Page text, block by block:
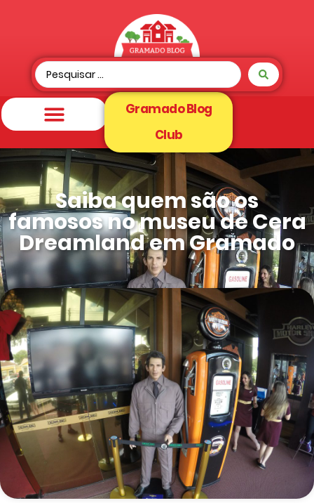
Gramado Blog
Club
Saiba quem são os
famosos no museu de Cera
Dreamland em Gramado